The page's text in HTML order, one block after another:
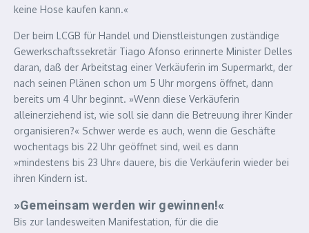
keine Hose kaufen kann.«
Der beim LCGB für Handel und Dienstleistungen zuständige
Gewerkschaftssekretär Tiago Afonso erinnerte Minister Delles
daran, daß der Arbeitstag einer Verkäuferin im Supermarkt, der
nach seinen Plänen schon um 5 Uhr morgens öffnet, dann
bereits um 4 Uhr beginnt. »Wenn diese Verkäuferin
alleinerziehend ist, wie soll sie dann die Betreuung ihrer Kinder
organisieren?« Schwer werde es auch, wenn die Geschäfte
wochentags bis 22 Uhr geöffnet sind, weil es dann
»mindestens bis 23 Uhr« dauere, bis die Verkäuferin wieder bei
ihren Kindern ist.
»Gemeinsam werden wir gewinnen!«
Bis zur landesweiten Manifestation, für die die